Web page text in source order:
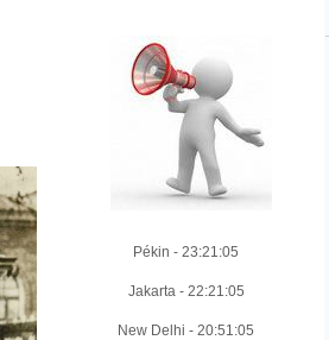
Pékin - 23:21:06
Jakarta- 22:21:06
New Delhi - 20:51:06